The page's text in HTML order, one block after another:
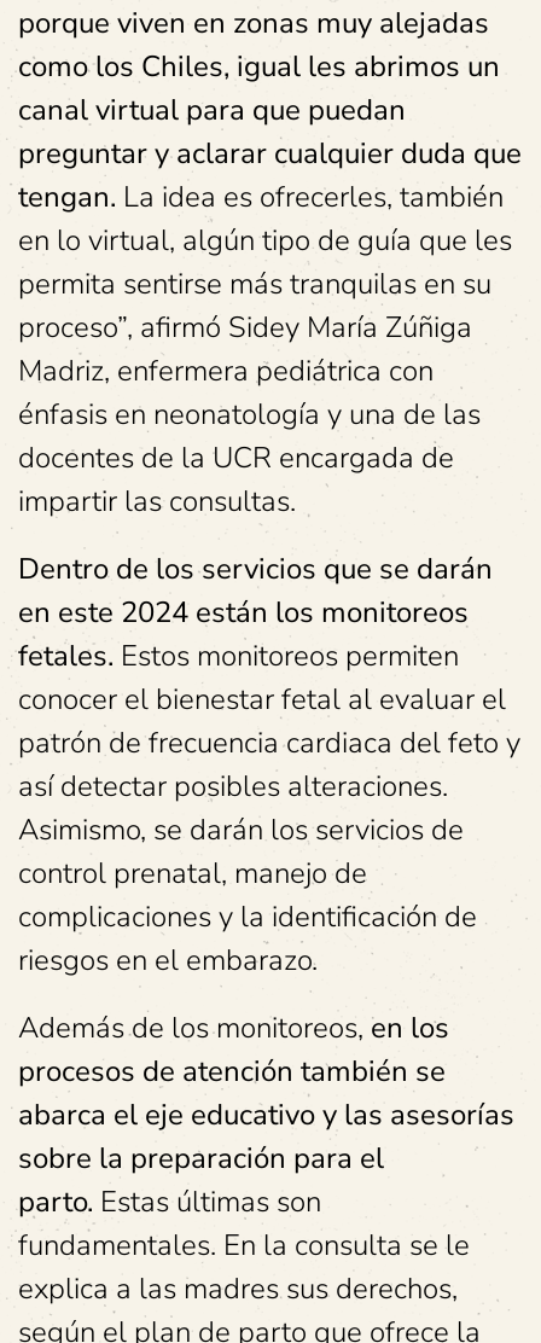
porque viven en zonas muy alejadas
como los Chiles, igual les abrimos un
canal virtual para que puedan
preguntar y aclarar cualquier duda que
tengan. La idea es ofrecerles, también
en lo virtual, algún tipo de guía que les
permita sentirse más tranquilas en su
proceso”, afirmó Sidey María Zúñiga
Madriz, enfermera pediátrica con
énfasis en neonatología y una de las
docentes de la UCR encargada de
impartir las consultas.
Dentro de los servicios que se darán
en este 2024 están los monitoreos
fetales. Estos monitoreos permiten
conocer el bienestar fetal al evaluar el
patrón de frecuencia cardiaca del feto y
así detectar posibles alteraciones.
Asimismo, se darán los servicios de
control prenatal, manejo de
complicaciones y la identificación de
riesgos en el embarazo.
Además de los monitoreos, en los
procesos de atención también se
abarca el eje educativo y las asesorías
sobre la preparación para el
parto. Estas últimas son
fundamentales. En la consulta se le
explica a las madres sus derechos,
según el plan de parto que ofrece la